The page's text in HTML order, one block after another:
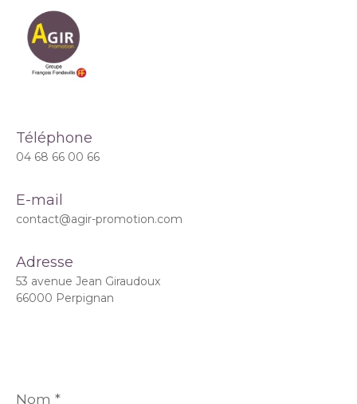
Téléphone
04 68 66 00 66
E-mail
contact@agir-promotion.com
Adresse
53 avenue Jean Giraudoux
66000 Perpignan
*